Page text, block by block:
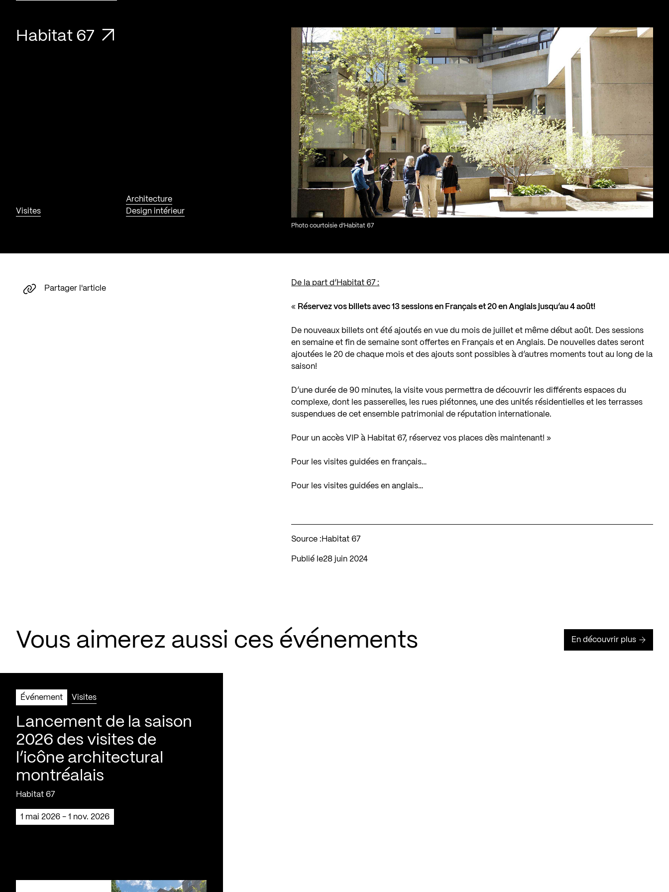
Habitat 67
Visites
Architecture
Design intérieur
Photo courtoisie d’Habitat 67
De la part d’Habitat 67 :
« Réservez vos billets avec 13 sessions en Français et 20 en Anglais jusqu’au 4 août!
De nouveaux billets ont été ajoutés en vue du mois de juillet et même début août. Des sessions
en semaine et fin de semaine sont offertes en Français et en Anglais. De nouvelles dates seront
ajoutées le 20 de chaque mois et des ajouts sont possibles à d’autres moments tout au long de la
saison!
D’une durée de 90 minutes, la visite vous permettra de découvrir les différents espaces du
complexe, dont les passerelles, les rues piétonnes, une des unités résidentielles et les terrasses
suspendues de cet ensemble patrimonial de réputation internationale.
Pour un accès VIP à Habitat 67, réservez vos places dès maintenant! »
Pour les visites guidées en français…
Pour les visites guidées en anglais…
Source : Habitat 67
Publié le 28 juin 2024
Partager l'article
Vous aimerez aussi ces événements En découvrir plus
Événement Visites
Lancement de la saison
2026 des visites de
l’icône architectural
montréalais
Habitat 67
1 mai 2026 - 1 nov. 2026